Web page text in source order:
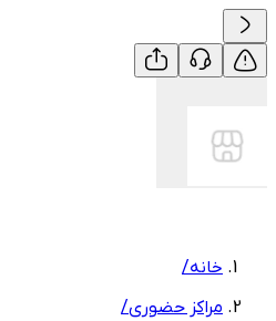
خانه/
مراکز حضوری/